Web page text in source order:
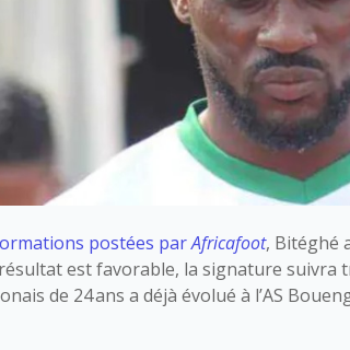
postées parAfricafoot, Bitéghé
est favorable, la signature suivra
de 24 ans a déjà évolué à l’AS